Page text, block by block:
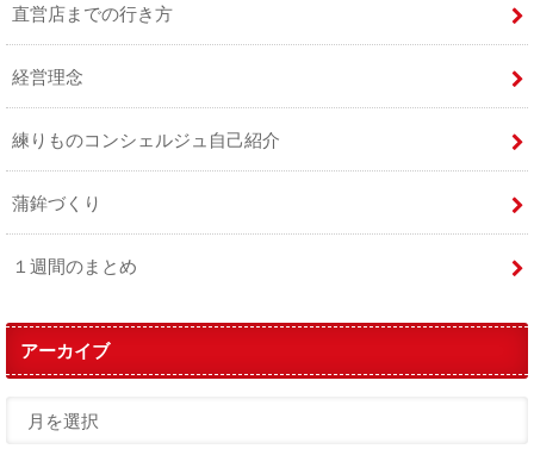
直営店までの行き方
経営理念
練りものコンシェルジュ自己紹介
蒲鉾づくり
１週間のまとめ
アーカイブ